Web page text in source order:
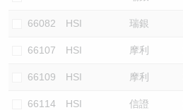
66082 HSI 瑞銀
66107 HSI 摩利
66109 HSI 摩利
66114 HSI 信證